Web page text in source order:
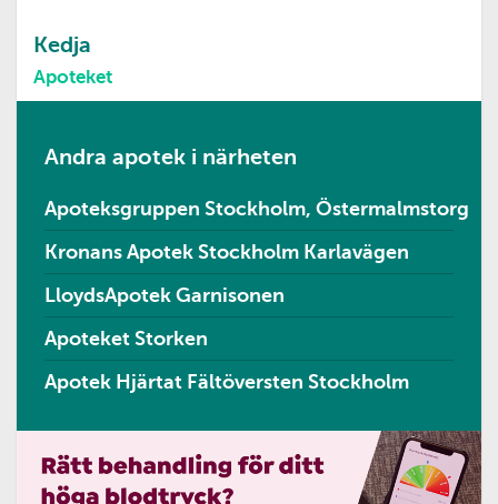
Kedja
Apoteket
Andra apotek i närheten
Apoteksgruppen Stockholm, Östermalmstorg
Kronans Apotek Stockholm Karlavägen
LloydsApotek Garnisonen
Apoteket Storken
Apotek Hjärtat Fältöversten Stockholm